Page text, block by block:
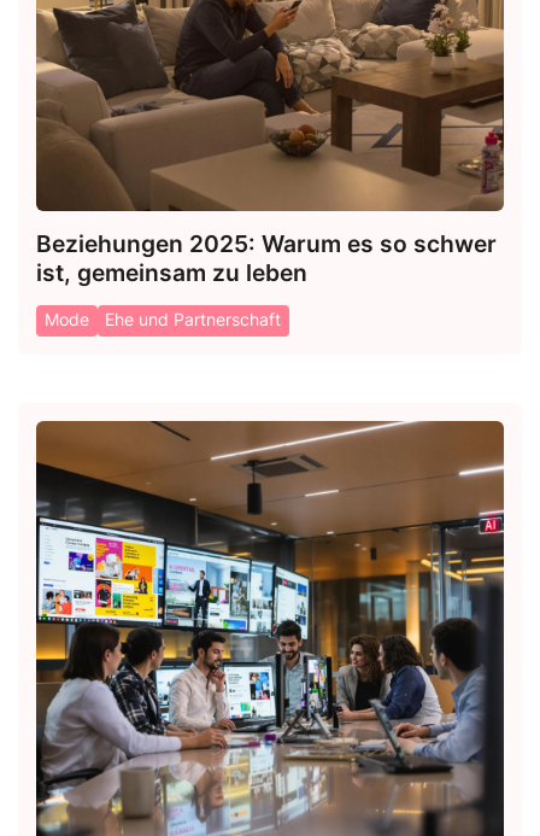
Beziehungen 2025: Warum es so schwer
ist, gemeinsam zu leben
Mode Ehe und Partnerschaft